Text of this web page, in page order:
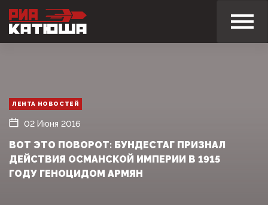
ЛЕНТА НОВОСТЕЙ
02 Июня 2016
ВОТ ЭТО ПОВОРОТ: БУНДЕСТАГ ПРИЗНАЛ
ДЕЙСТВИЯ ОСМАНСКОЙ ИМПЕРИИ В 1915
ГОДУ ГЕНОЦИДОМ АРМЯН